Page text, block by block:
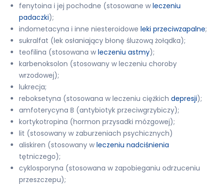
fenytoina i jej pochodne (stosowane w leczeniu
padaczki);
indometacyna i inne niesteroidowe leki przeciwzapalne;
sukralfat (lek osłaniający błonę śluzową żołądka);
teofilina (stosowana w leczeniu astmy);
karbenoksolon (stosowany w leczeniu choroby
wrzodowej);
lukrecja;
reboksetyna (stosowana w leczeniu ciężkich depresji);
amfoterycyna B (antybiotyk przeciwgrzybiczy);
kortykotropina (hormon przysadki mózgowej);
lit (stosowany w zaburzeniach psychicznych)
aliskiren (stosowany w leczeniu nadciśnienia
tętniczego);
cyklosporyna (stosowana w zapobieganiu odrzuceniu
przeszczepu);